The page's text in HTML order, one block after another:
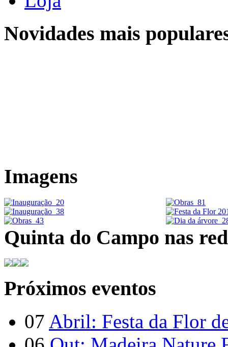
Novidades mais
Imagens
Quinta do Campo nas
Próximos eventos
07 Abril: Festa da Flor